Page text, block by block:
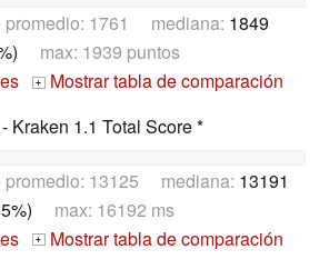
1761 mediana: 1849
max: 1939 puntos
+ Mostrar tabla de comparación
- Kraken 1.1 Total Score *
13125 mediana: 13191
max: 16192 ms
+ Mostrar tabla de comparación